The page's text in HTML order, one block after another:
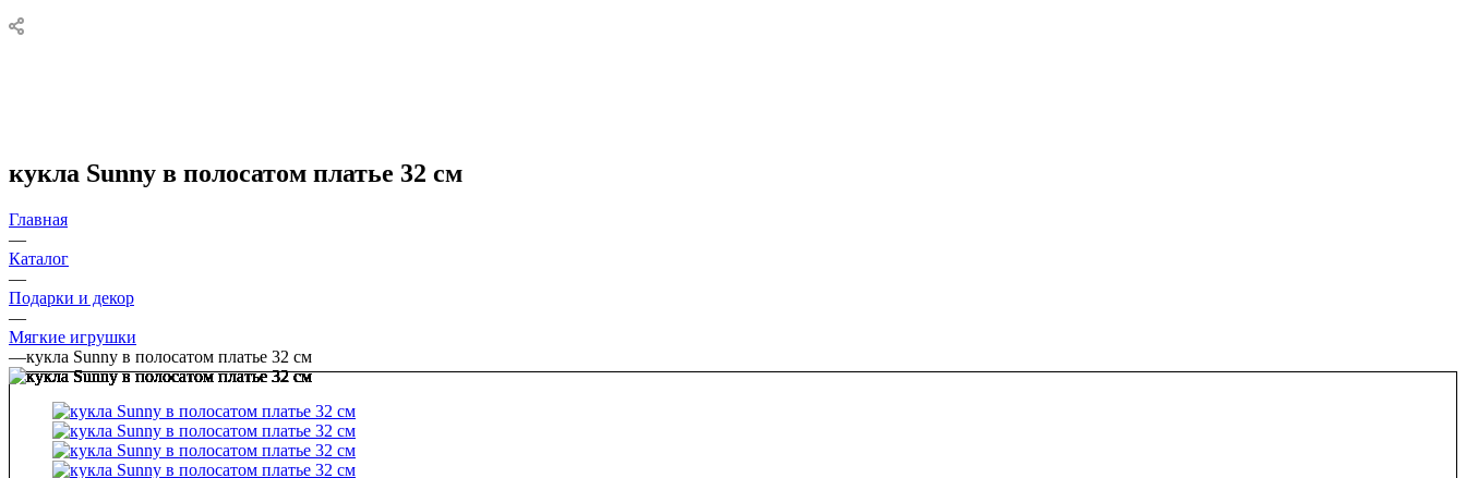
кукла Sunny в полосатом платье 32 см
Главная
—
Каталог
—
Подарки и декор
—
Мягкие игрушки
—кукла Sunny в полосатом платье 32 см